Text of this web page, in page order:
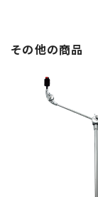
その他の商品